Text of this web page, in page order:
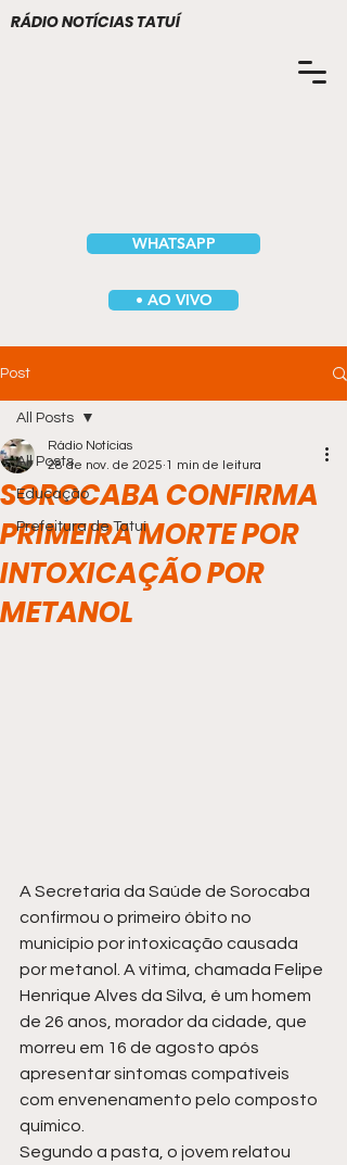
WHATSAPP
RÁDIO NOTÍCIAS TATUÍ
• AO VIVO
Post
All Posts
Educação
Prefeitura de Tatuí
All Posts
SOROCABA CONFIRMA
PRIMEIRA MORTE POR
INTOXICAÇÃO POR
METANOL
Rádio Notícias
28 de nov. de 2025 1 min de leitura
A Secretaria da Saúde de Sorocaba
confirmou o primeiro óbito no
município por intoxicação causada
por metanol. A vítima, chamada Felipe
Henrique Alves da Silva, é um homem
de 26 anos, morador da cidade, que
morreu em 16 de agosto após
apresentar sintomas compatíveis
com envenenamento pelo composto
químico.
Segundo a pasta, o jovem relatou